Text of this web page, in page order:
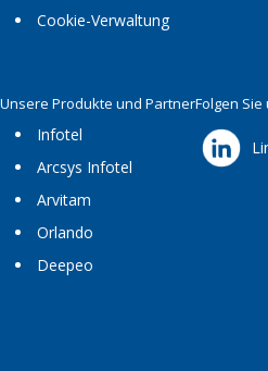
Cookie-Verwaltung
Unsere Produkte und Partner
Infotel
Arcsys Infotel
Arvitam
Orlando
Deepeo
Folgen Sie